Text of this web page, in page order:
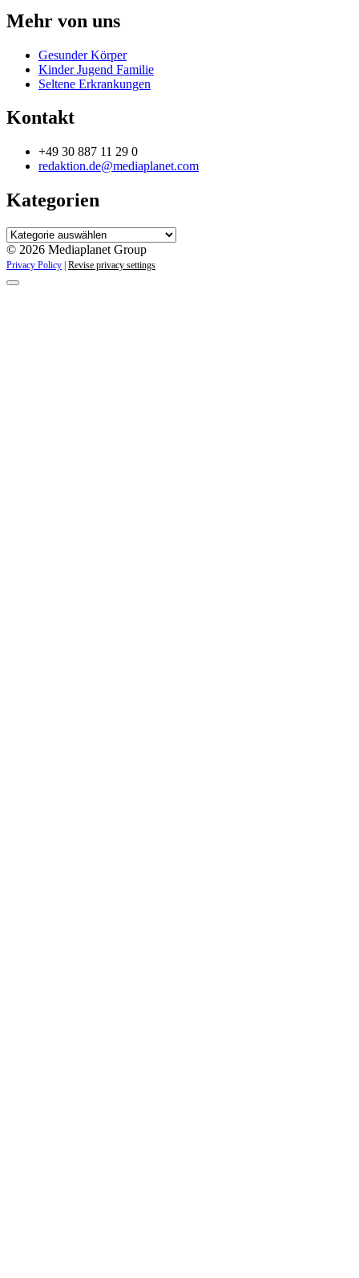
Mehr von uns
Gesunder Körper
Kinder Jugend Familie
Seltene Erkrankungen
Kontakt
+49 30 887 11 29 0
redaktion.de@mediaplanet.com
Kategorien
Kategorien
© 2026 Mediaplanet Group
Privacy Policy Revise privacy settings